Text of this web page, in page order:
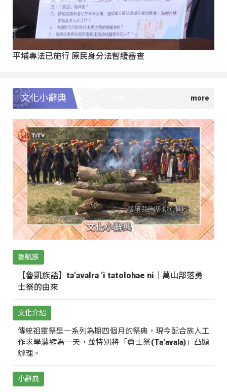
平埔專法已施行 原民身分法暫緩審查
文化小辭典
魯凱族
【魯凱族語】ta‘avalra ‘i tatolohae ni｜萬山部落勇
士祭的由來
文化介紹
傳統祖靈祭是一系列為期四個月的祭典，現今配合族人工
作求學濃縮為一天，並特別將「勇士祭(Ta‘avala)」凸顯
辦理。
小辭典